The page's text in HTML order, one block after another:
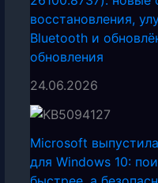
восстановления,
Bluetooth и
обновления
24.06.2026
Microsoft
для Windows 10: